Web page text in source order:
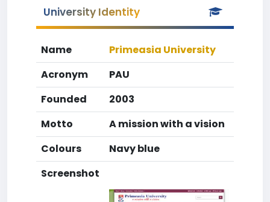
University Identity
Name
Primeasia University
Acronym
PAU
Founded
2003
Motto
A mission with a vision
Colours
Navy blue
Screenshot